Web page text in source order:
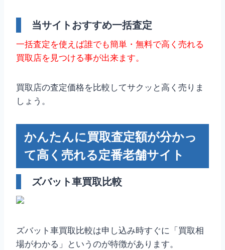
当サイトおすすめ一括査定
一括査定を使えば誰でも簡単・無料で高く売れる
買取店を見つける事が出来ます。
買取店の査定価格を比較してサクッと高く売りま
しょう。
かんたんに買取査定額が分かっ
て高く売れる定番老舗サイト
ズバット車買取比較
ズバット車買取比較は申し込み時すぐに「買取相
場がわかる」というのが特徴があります。